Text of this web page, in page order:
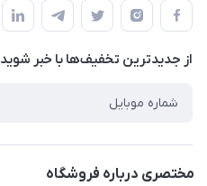
لیست محصولات
درباره ما
حریم خصوصی
راهنما
از جدید‌ترین تخفیف‌ها با‌ خبر شوید
مختصری درباره فروشگاه